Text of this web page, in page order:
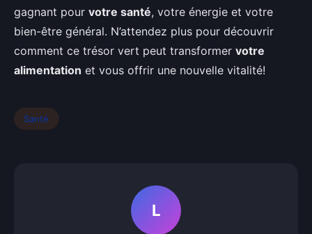
gagnant pour votre santé, votre énergie et votre
bien-être général. N’attendez plus pour découvrir
comment ce trésor vert peut transformer votre
alimentation et vous offrir une nouvelle vitalité!
Santé
L